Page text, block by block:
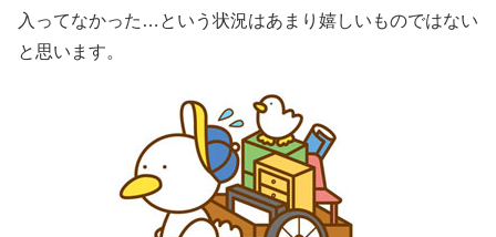
入ってなかった…という状況はあまり嬉しいものではない
と思います。